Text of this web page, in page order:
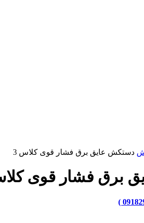
دستکش عایق برق فشار قوی کلاس 3
برق فشار قوی